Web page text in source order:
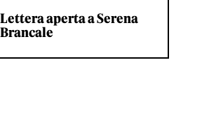
Lettera aperta a Serena
Brancale